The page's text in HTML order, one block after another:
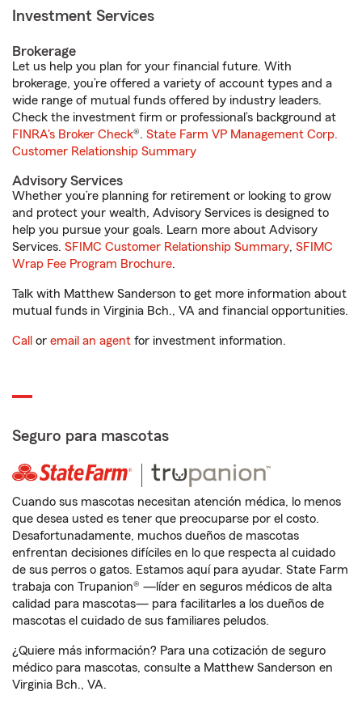
Investment Services
Brokerage
Let us help you plan for your financial future. With
brokerage, you’re offered a variety of account types and a
wide range of mutual funds offered by industry leaders.
Check the investment firm or professional’s background at
FINRA's Broker Check®. State Farm VP Management Corp.
Customer Relationship Summary
Advisory Services
Whether you’re planning for retirement or looking to grow
and protect your wealth, Advisory Services is designed to
help you pursue your goals. Learn more about Advisory
Services. SFIMC Customer Relationship Summary, SFIMC
Wrap Fee Program Brochure.
Talk with Matthew Sanderson to get more information about
mutual funds in Virginia Bch., VA and financial opportunities.
Call or email an agent for investment information.
Seguro para mascotas
Cuando sus mascotas necesitan atención médica, lo menos
que desea usted es tener que preocuparse por el costo.
Desafortunadamente, muchos dueños de mascotas
enfrentan decisiones difíciles en lo que respecta al cuidado
de sus perros o gatos. Estamos aquí para ayudar. State Farm
trabaja con Trupanion® —líder en seguros médicos de alta
calidad para mascotas— para facilitarles a los dueños de
mascotas el cuidado de sus familiares peludos.
¿Quiere más información? Para una cotización de seguro
médico para mascotas, consulte a Matthew Sanderson en
Virginia Bch., VA.